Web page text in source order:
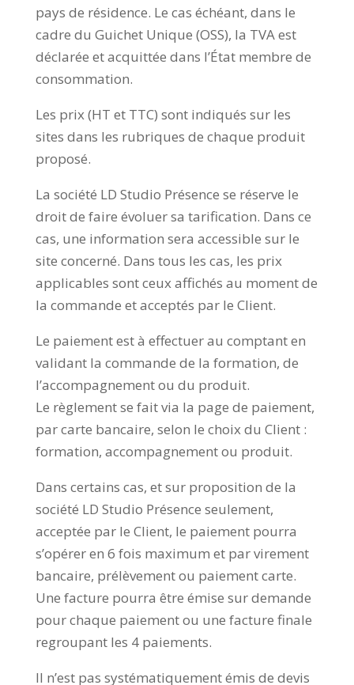
pays de résidence. Le cas échéant, dans le
cadre du Guichet Unique (OSS), la TVA est
déclarée et acquittée dans l’État membre de
consommation.
Les prix (HT et TTC) sont indiqués sur les
sites dans les rubriques de chaque produit
proposé.
La société LD Studio Présence se réserve le
droit de faire évoluer sa tarification. Dans ce
cas, une information sera accessible sur le
site concerné. Dans tous les cas, les prix
applicables sont ceux affichés au moment de
la commande et acceptés par le Client.
Le paiement est à effectuer au comptant en
validant la commande de la formation, de
l’accompagnement ou du produit.
Le règlement se fait via la page de paiement,
par carte bancaire, selon le choix du Client :
formation, accompagnement ou produit.
Dans certains cas, et sur proposition de la
société LD Studio Présence seulement,
acceptée par le Client, le paiement pourra
s’opérer en 6 fois maximum et par virement
bancaire, prélèvement ou paiement carte.
Une facture pourra être émise sur demande
pour chaque paiement ou une facture finale
regroupant les 4 paiements.
Il n’est pas systématiquement émis de devis